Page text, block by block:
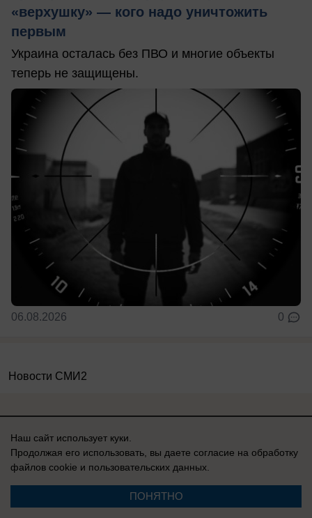
«верхушку» — кого надо уничтожить
первым
Украина осталась без ПВО и многие объекты
теперь не защищены.
06.08.2026 0
Новости СМИ2
Реклама на сайте
Вакансии
Контакты
О компании
Информация
Наш сайт использует куки.
Продолжая его использовать, вы даете согласие на обработку
файлов cookie и пользовательских данных.
ПОНЯТНО